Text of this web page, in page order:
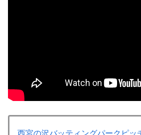
西宮の沢バッティングパークピッ